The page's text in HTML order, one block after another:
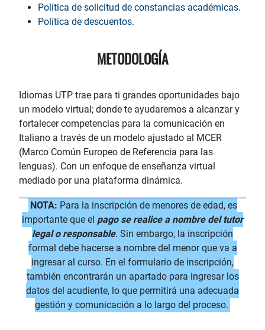
Política de solicitud de constancias académicas.
Política de descuentos.
METODOLOGÍA
Idiomas UTP trae para ti grandes oportunidades bajo
un modelo virtual; donde te ayudaremos a alcanzar y
fortalecer competencias para la comunicación en
Italiano a través de un modelo ajustado al MCER
(Marco Común Europeo de Referencia para las
lenguas). Con un enfoque de enseñanza virtual
mediado por una plataforma dinámica.
NOTA: Para la inscripción de menores de edad, es
importante que el pago se realice a nombre del tutor
legal o responsable. Sin embargo, la inscripción
formal debe hacerse a nombre del menor que va a
ingresar al curso. En el formulario de inscripción,
también encontrarán un apartado para ingresar los
datos del acudiente, lo que permitirá una adecuada
gestión y comunicación a lo largo del proceso.